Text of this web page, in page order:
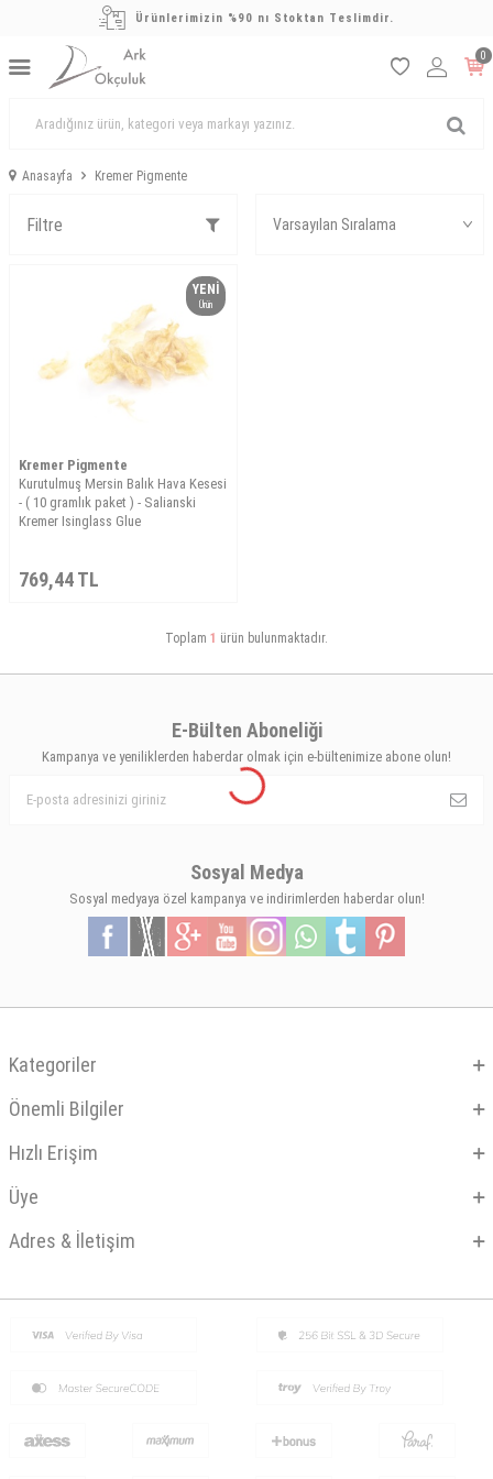
Ürünlerimizin %90 nı Stoktan Teslimdir.
0
Anasayfa Kremer Pigmente
Filtre
YENI
Ürün
Kremer Pigmente
Kurutulmuş Mersin Balık Hava Kesesi
- ( 10 gramlık paket ) - Salianski
Kremer Isinglass Glue
769,44TL
Toplam 1 ürün bulunmaktadır.
E-Bülten Aboneliği
Kampanya ve yeniliklerden haberdar olmak için e-bültenimize abone olun!
Sosyal Medya
Sosyal medyaya özel kampanya ve indirimlerden haberdar olun!
Kategoriler
Önemli Bilgiler
Hızlı Erişim
Üye
Adres & İletişim